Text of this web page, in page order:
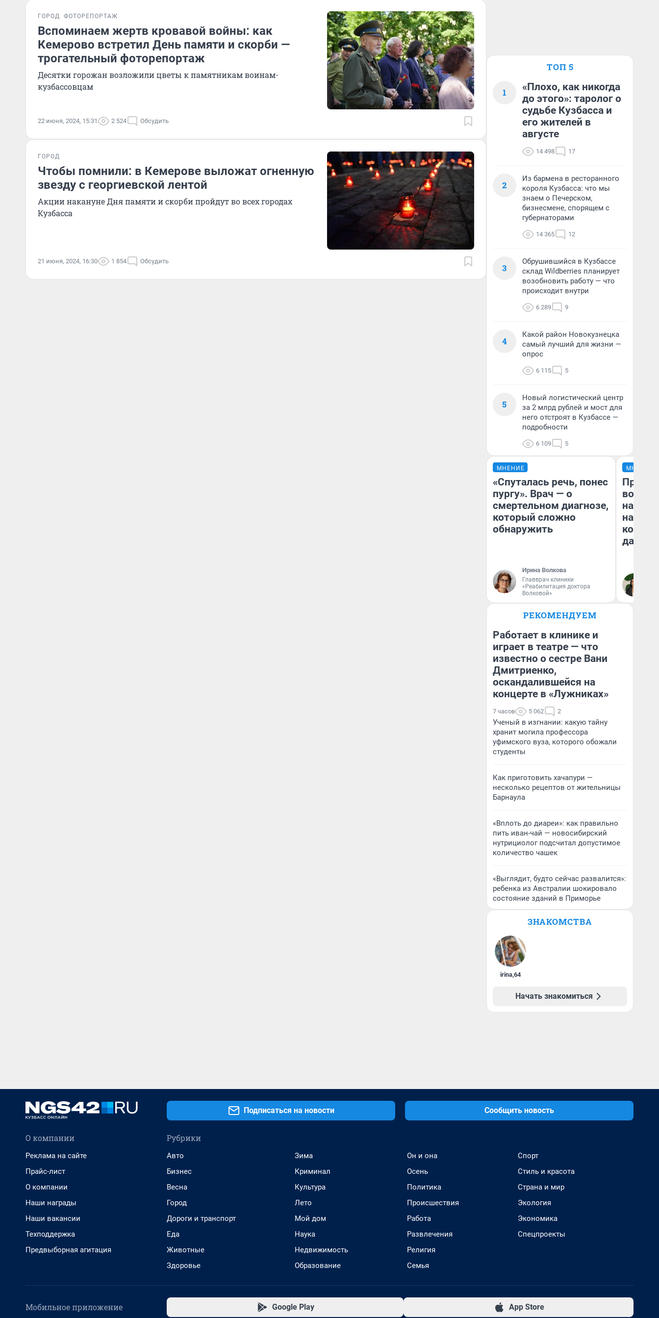
ГОРОД ФОТОРЕПОРТАЖ
Вспоминаем жертв кровавой войны: как
Кемерово встретил День памяти и скорби —
трогательный фоторепортаж
Десятки горожан возложили цветы к памятникам воинам-
кузбассовцам
22 июня, 2024, 15:31 2 524 Обсудить
ГОРОД
Чтобы помнили: в Кемерове выложат огненную
звезду с георгиевской лентой
Акции накануне Дня памяти и скорби пройдут во всех городах
Кузбасса
21 июня, 2024, 16:30 1 854 Обсудить
ТОП 5
1
«Плохо, как никогда
до этого»: таролог о
судьбе Кузбасса и
его жителей в
августе
14 498 17
2
Из бармена в ресторанного
короля Кузбасса: что мы
знаем о Печерском,
бизнесмене, спорящем с
губернаторами
14 365 12
3
Обрушившийся в Кузбассе
склад Wildberries планирует
возобновить работу — что
происходит внутри
6 289 9
4
Какой район Новокузнецка
самый лучший для жизни —
опрос
6 115 5
5
Новый логистический центр
за 2 млрд рублей и мост для
него отстроят в Кузбассе —
подробности
6 109 5
МНЕНИЕ
«Спуталась речь, понес
пургу». Врач — о
смертельном диагнозе,
который сложно
обнаружить
Ирина Волкова
Главврач клиники
«Реабилитация доктора
Волковой»
МНЕНИЕ
нам
даже
РЕКОМЕНДУЕМ
Работает в клинике и
играет в театре — что
известно о сестре Вани
Дмитриенко,
оскандалившейся на
концерте в «Лужниках»
7 часов 5 062 2
Ученый в изгнании: какую тайну
хранит могила профессора
уфимского вуза, которого обожали
студенты
Как приготовить хачапури —
несколько рецептов от жительницы
Барнаула
«Вплоть до диареи»: как правильно
пить иван-чай — новосибирский
нутрициолог подсчитал допустимое
количество чашек
«Выглядит, будто сейчас развалится»:
ребенка из Австралии шокировало
состояние зданий в Приморье
ЗНАКОМСТВА
irina,64
Начать знакомиться
Подписаться на новости Сообщить новость
О компании
Реклама на сайте
Прайс-лист
О компании
Наши награды
Наши вакансии
Техподдержка
Предвыборная агитация
Рубрики
Авто
Бизнес
Весна
Город
Дороги и транспорт
Еда
Животные
Здоровье
Зима
Криминал
Культура
Лето
Мой дом
Наука
Недвижимость
Образование
Он и она
Осень
Политика
Происшествия
Работа
Развлечения
Религия
Семья
Спорт
Стиль и красота
Страна и мир
Экология
Экономика
Спецпроекты
Мобильное приложение Google Play App Store